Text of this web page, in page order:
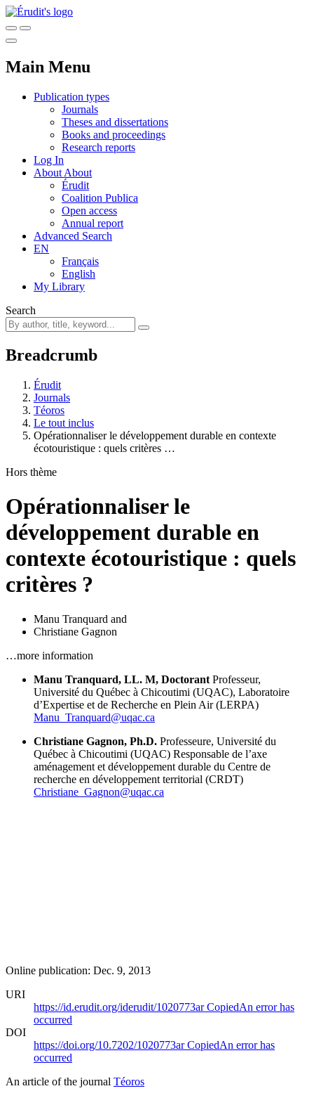
Main Menu
Publication types
Journals
Theses and dissertations
Books and proceedings
Research reports
Log In
About About
Érudit
Coalition Publica
Open access
Annual report
Advanced Search
EN
Français
English
My Library
Search
Breadcrumb
Érudit
Journals
Téoros
Le tout inclus
Opérationnaliser le développement durable en contexte
écotouristique : quels critères …
Hors thème
Opérationnaliser le
développement durable en
contexte écotouristique : quels
critères ?
Manu Tranquard and
Christiane Gagnon
…more information
Manu Tranquard, LL. M, Doctorant Professeur,
Université du Québec à Chicoutimi (UQAC), Laboratoire
d’Expertise et de Recherche en Plein Air (LERPA)
Manu_Tranquard@uqac.ca
Christiane Gagnon, Ph.D. Professeure, Université du
Québec à Chicoutimi (UQAC) Responsable de l’axe
aménagement et développement durable du Centre de
recherche en développement territorial (CRDT)
Christiane_Gagnon@uqac.ca
Online publication: Dec. 9, 2013
URI
https://id.erudit.org/iderudit/1020773arCopiedAn error has
occurred
DOI
https://doi.org/10.7202/1020773arCopiedAn error has
occurred
An article of the journal Téoros